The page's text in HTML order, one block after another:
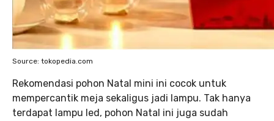
Source: tokopedia.com
Rekomendasi pohon Natal mini ini cocok untuk
mempercantik meja sekaligus jadi lampu. Tak hanya
terdapat lampu led, pohon Natal ini juga sudah